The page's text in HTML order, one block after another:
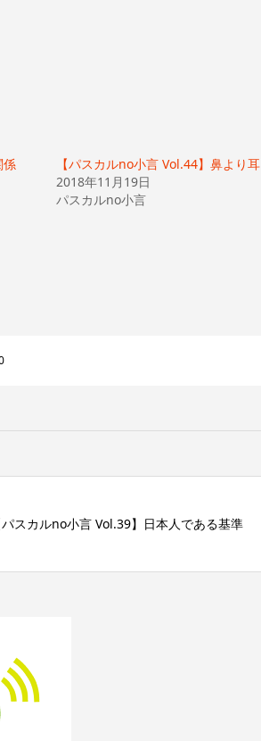
係
【パスカルno小言 Vol.44】鼻より耳
2018年11月19日
パスカルno小言
パスカルno小言 Vol.39】日本人である基準